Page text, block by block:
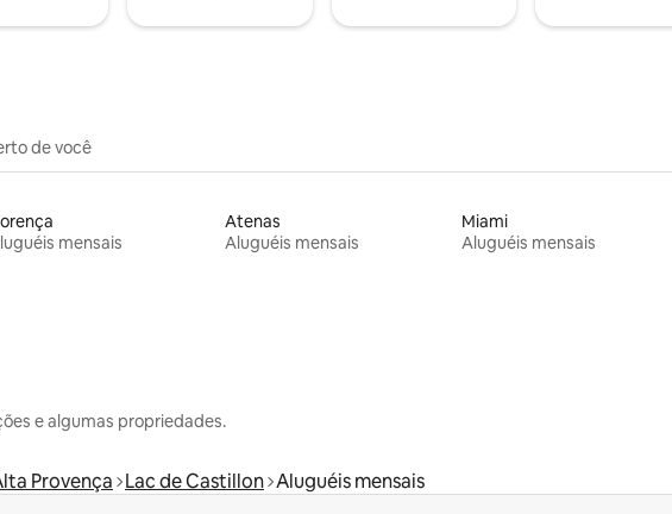
de você
mensais
Atenas
Aluguéis mensais
Miami
Aluguéis mensais
e algumas propriedades.
Provença Lac de Castillon Aluguéis mensais